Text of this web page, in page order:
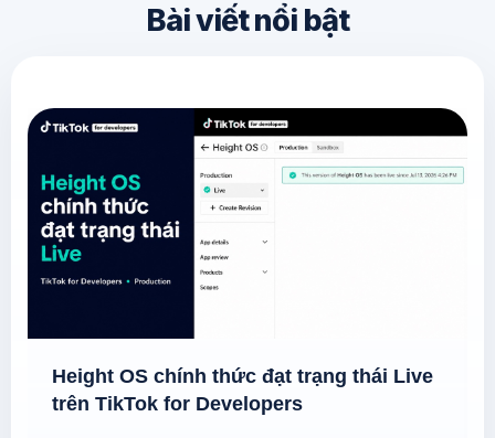
Bài viết nổi bật
Height OS chính thức đạt trạng thái Live
trên TikTok for Developers